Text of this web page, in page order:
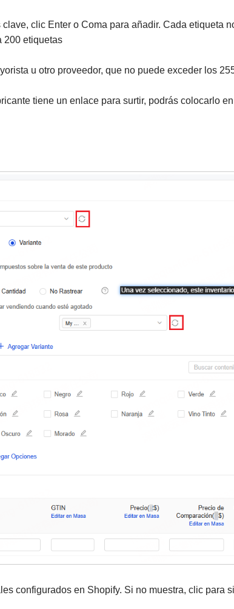
clic Enter o Coma para añadir. Cada etiqueta
200 etiquetas
u otro proveedor, que no puede exceder los
tiene un enlace para surtir, podrás colocarlo
configurados en Shopify. Si no muestra, clic para